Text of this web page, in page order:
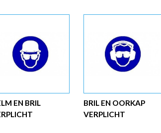
EN BRIL
BRIL EN OORKAP
VERPLICHT